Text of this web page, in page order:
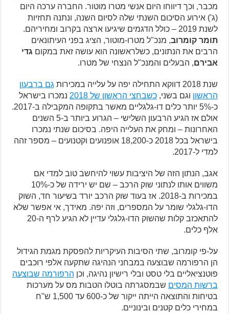
מכבר, וכך דיווחו היום אנשי מטרו מוטור. החברה ערכה היום
(ג') אירוע הסיכום השנתי שלה לסיום השנה, ונתנה תחזיות
לשנת 2019 – כולל הדגמים שיגיעו ארצה בקרוב ומחיריהם.
תומר קומרוב, מנכ"ל מטרו-מוטור, הציג בפני העיתונאים
הרבים את הנתונים, כשלראשונה הוא עושה זאת במקום גדי
אבירם, הבעלים והמנכ"ל הנצחי של מטרו.
שנת 2018 דווקא התחילה יפה על עלייה במכירות
גם ברבעון
הראשון וגם בשני,כשבחצי הראשון של 2018
נמכרו בישראל
כ-5% יותר כלים דו-גלגליים מאשר בתקופה המקבילה ב-2017.
אולם אז הגיע הרבעון השלישי – הגרוע ביותר ב-5 השנים
האחרונות – ומחק את העלייה היפה. בסיכום שנתי נמכרו
בישראל בכל 2018 כ-18,200 אופנועים וקטנועים – מספר זהה
למדי ל-2017.
אגב, הנתון הזה של היציבות עשוי להיחשב טוב למדי אם
משווים אותו לנתוני שוק הרכב – שם יש ירידה של כ-10%
במכירות ב-2018. אז בעוד שוק הרכב יורד בשיעור חד, השוק
הדו-גלגלי שומר על המספרים, וזה יפה. מאידך, אי אפשר שלא
להתאכזב קלות שהשוק הדו-גלגלי עדיין לא הגיע לרף ה-20
אלף כלים.
על-פי קומרוב, שתי הסיבות העיקריות להפסקת מגמת הגידול
הן הרפורמה שבוצעה במבחני הנהיגה שתקעה אלפי רוכבים
פוטנציאליים בלי טסט ובלי רישיון נהיגה, וכן הרפורמה שבוצעה
ברשות המסים שבמסגרתה בוטלו הטבות מס על מערכות
בטיחות והתוצאה הייתה ייקור של כ-600 עד 1,500 ש"ח
במחירי כלים קטנים ובינוניים.